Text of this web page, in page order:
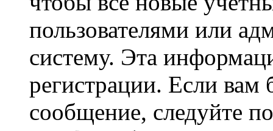
пользователями или
систему. Эта
регистрации. Если
сообщение, следуйте